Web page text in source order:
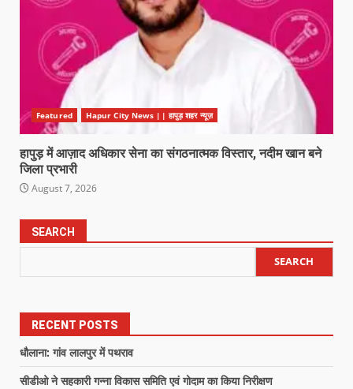
Featured Hapur City News || हापुड़ शहर न्यूज़
हापुड़ में आज़ाद अधिकार सेना का संगठनात्मक विस्तार, नदीम खान बने
जिला प्रभारी
August 7, 2026
SEARCH
SEARCH
RECENT POSTS
धौलाना: गांव लालपुर में पथराव
सीडीओ ने सहकारी गन्ना विकास समिति एवं गोदाम का किया निरीक्षण